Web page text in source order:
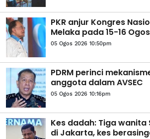
PKR anjur Kongres
Melaka pada 15-16 Ogos
05 Ogos 2026 10:50pm
PDRM perinci
anggota dalam AVSEC
05 Ogos 2026 10:16pm
Kes dadah: Tiga
di Jakarta, kes